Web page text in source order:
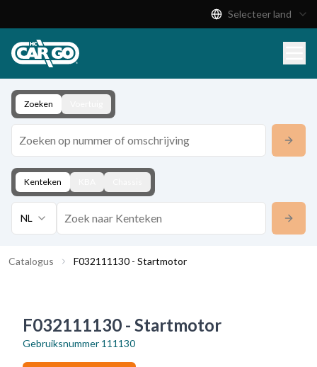
Download
Contact
Selecteer land
Zoeken
Kenteken
NL
Catalogus F032111130 - Startmotor
F032111130 - Startmotor
Gebruiksnummer 111130